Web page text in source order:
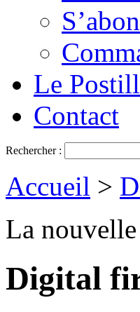
Le
Contact
Rechercher :
Accueil >
La
Digital